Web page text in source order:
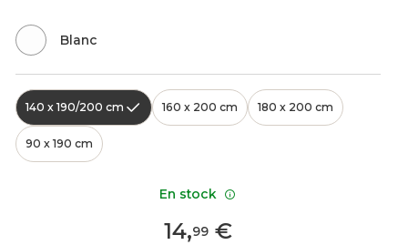
Blanc
140 x 190/200 cm 160 x 200 cm 180 x 200 cm
90 x 190 cm
14,99€